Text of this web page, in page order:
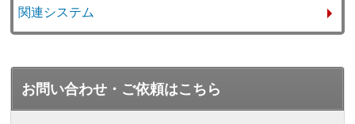
関連システム
お問い合わせ・ご依頼はこちら